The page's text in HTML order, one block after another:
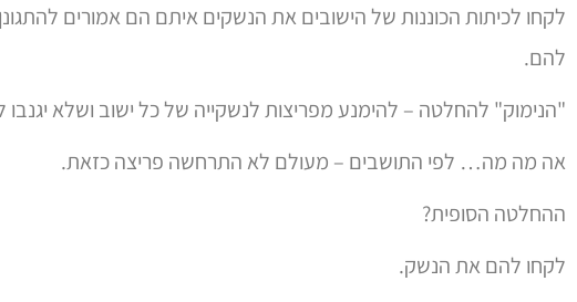
לקחו לכיתות הכוננות של הישובים את הנשקים איתם הם אמורים
להם.
"הנימוק" להחלטה – להימנע מפריצות לנשקייה של כל ישוב ושלא
אה מה מה… לפי התושבים – מעולם לא התרחשה פריצה כזאת.
ההחלטה הסופית?
לקחו להם את הנשק.